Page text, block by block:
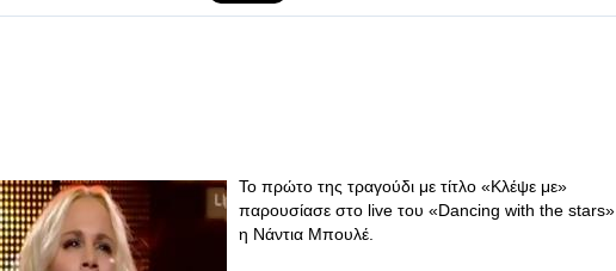
Το πρώτο της τραγούδι με τίτλο «Κλέψε με»
παρουσίασε στο live του «Dancing with the stars»
η Νάντια Μπουλέ.